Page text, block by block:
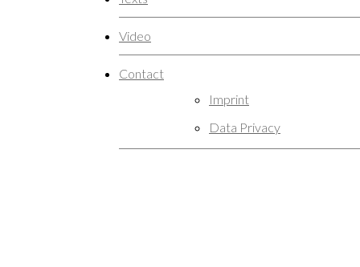
Video
Contact
Imprint
Data Privacy